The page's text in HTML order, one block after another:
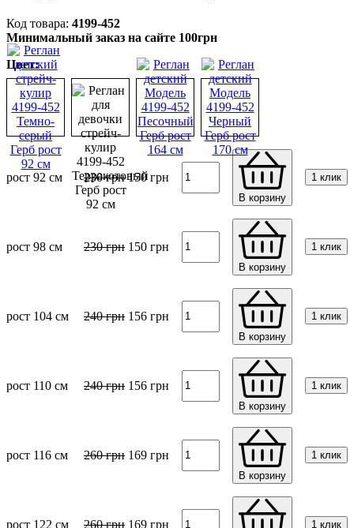
4199-452
Минимальный заказ на сайте 100грн
Цвет:
рост 92 см 230грн 150грн
В корзину
1 клик
рост 98 см 230грн 150 грн
В корзину
1 клик
рост 104 см 240грн 156 грн
В корзину
1 клик
рост 110 см 240грн 156 грн
В корзину
1 клик
рост 116 см 260грн 169 грн
В корзину
1 клик
рост 122 см 260грн 169 грн 1 клик